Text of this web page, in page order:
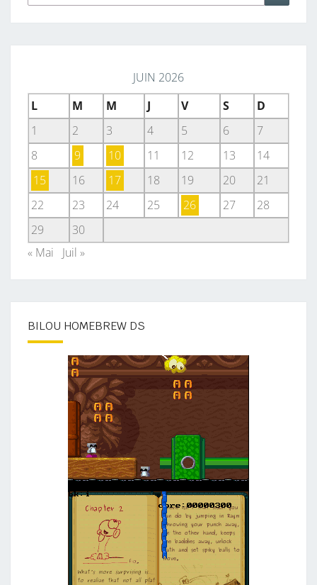
JUIN 2026
L
M M J V S
D
1
2 3 4 5 6
7
8
9 10 11 12 13
14
15
16 17 18 19 20
21
22
23 24 25 26 27
28
29
30
« Mai
Juil »
BILOU HOMEBREW DS